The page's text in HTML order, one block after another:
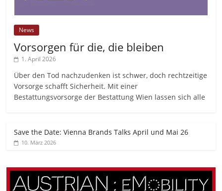
News
Vorsorgen für die, die bleiben
1. April 2026
Über den Tod nachzudenken ist schwer, doch rechtzeitige
Vorsorge schafft Sicherheit. Mit einer
Bestattungsvorsorge der Bestattung Wien lassen sich alle
Save the Date: Vienna Brands Talks April und Mai 26
10. März 2026